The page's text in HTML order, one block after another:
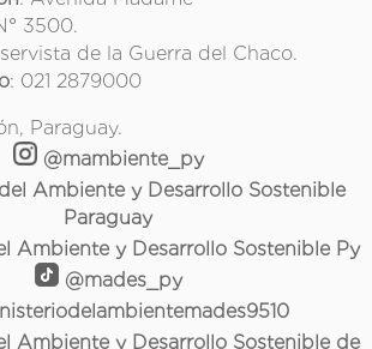
3500.
de la Guerra del Chaco.
: 021 2879000
Paraguay.
@mambiente_py
Ambiente y Desarrollo Sostenible
Paraguay
Ambiente y Desarrollo Sostenible Py
@mades_py
Ambiente y Desarrollo Sostenible de